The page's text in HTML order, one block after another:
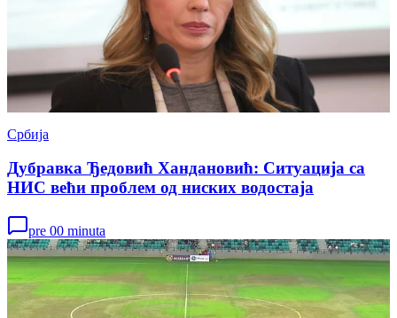
Србија
Дубравка Ђедовић Хандановић: Ситуација са
НИС већи проблем од ниских водостаја
pre 00 minuta